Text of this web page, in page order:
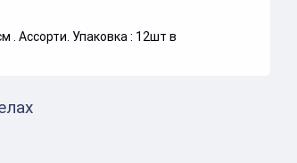
. Ассорти. Упаковка : 12шт в